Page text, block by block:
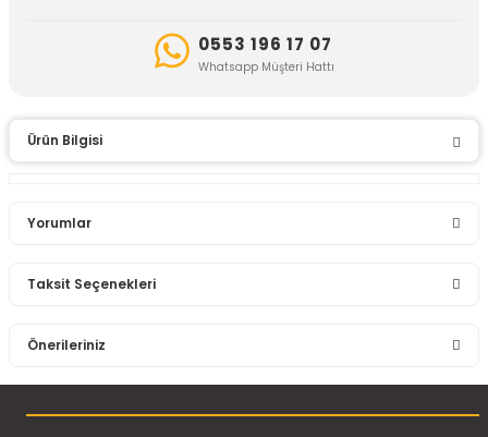
0553 196 17 07
Whatsapp Müşteri Hattı
Ürün Bilgisi
Yorumlar
Taksit Seçenekleri
Önerileriniz
konularda yetersiz gördüğünüz noktaları öneri formunu